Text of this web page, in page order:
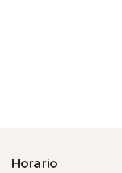
Horario